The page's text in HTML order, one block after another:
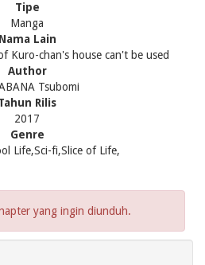
Tipe
Manga
Nama Lain
Kuro-chan's house can't be used
Author
Tsubomi
Rilis
2017
Genre
Life,Sci-fi,Slice of Life,
yang ingin diunduh.